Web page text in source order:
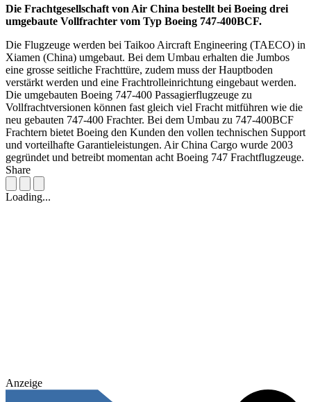
Die Frachtgesellschaft von Air China bestellt bei Boeing drei
umgebaute Vollfrachter vom Typ Boeing 747-400BCF.
Die Flugzeuge werden bei Taikoo Aircraft Engineering (TAECO) in
Xiamen (China) umgebaut. Bei dem Umbau erhalten die Jumbos
eine grosse seitliche Frachttüre, zudem muss der Hauptboden
verstärkt werden und eine Frachtrolleinrichtung eingebaut werden.
Die umgebauten Boeing 747-400 Passagierflugzeuge zu
Vollfrachtversionen können fast gleich viel Fracht mitführen wie die
neu gebauten 747-400 Frachter. Bei dem Umbau zu 747-400BCF
Frachtern bietet Boeing den Kunden den vollen technischen Support
und vorteilhafte Garantieleistungen. Air China Cargo wurde 2003
gegründet und betreibt momentan acht Boeing 747 Frachtflugzeuge.
Share
Loading...
Anzeige